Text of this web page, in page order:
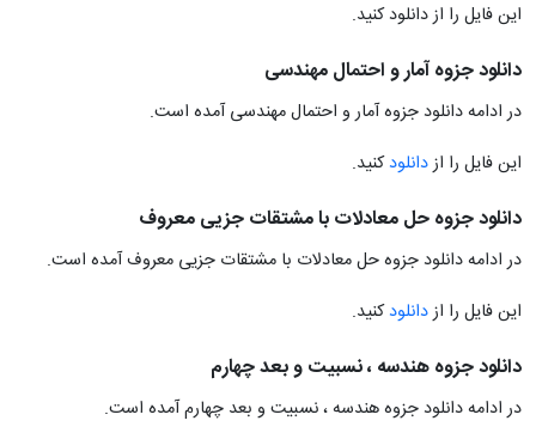
این فایل را از دانلود کنید.
دانلود جزوه آمار و احتمال مهندسی
در ادامه دانلود جزوه آمار و احتمال مهندسی آمده است.
این فایل را ازدانلودکنید.
دانلود جزوه حل معادلات با مشتقات جزیی معروف
در ادامه دانلود جزوه حل معادلات با مشتقات جزیی معروف آمده است.
این فایل را ازدانلودکنید.
دانلود جزوه هندسه ، نسبیت و بعد چهارم
در ادامه دانلود جزوه هندسه ، نسبیت و بعد چهارم آمده است.